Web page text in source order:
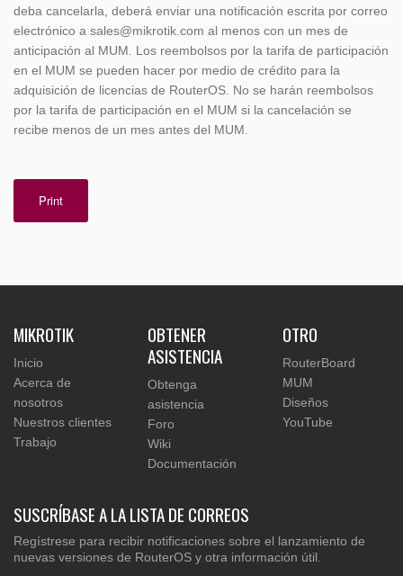
deba cancelarla, deberá enviar una notificación escrita por correo
electrónico a sales@mikrotik.com al menos con un mes de
anticipación al MUM. Los reembolsos por la tarifa de participación
en el MUM se pueden hacer por medio de crédito para la
adquisición de licencias de RouterOS. No se harán reembolsos
por la tarifa de participación en el MUM si la cancelación se
recibe menos de un mes antes del MUM.
Print
MIKROTIK
Inicio
Acerca de
nosotros
Nuestros clientes
Trabajo
OBTENER
ASISTENCIA
Obtenga
asistencia
Foro
Wiki
Documentación
OTRO
RouterBoard
MUM
Diseños
YouTube
SUSCRÍBASE A LA LISTA DE CORREOS
Regístrese para recibir notificaciones sobre el lanzamiento de
nuevas versiones de RouterOS y otra información útil.